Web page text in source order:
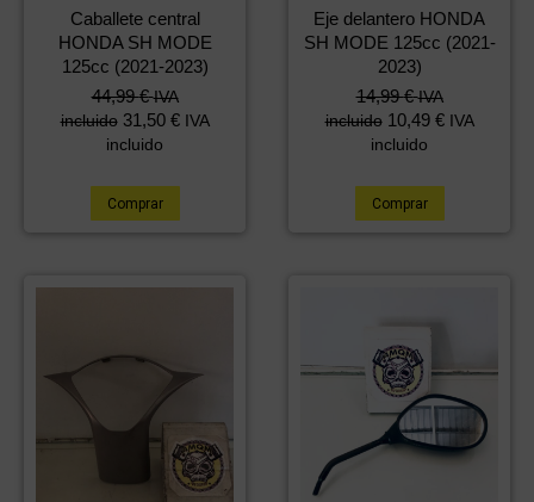
Caballete central
HONDA SH MODE
125cc (2021-2023)
44,99€ IVA
incluido 31,50 € IVA
incluido
Comprar
Eje delantero HONDA
SH MODE 125cc (2021-
2023)
14,99€ IVA
incluido 10,49 € IVA
incluido
Comprar